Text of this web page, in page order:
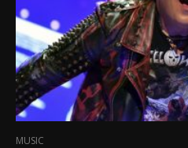
MUSIC